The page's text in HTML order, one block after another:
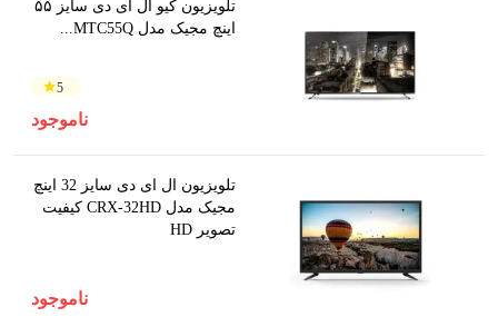
تلویزیون کیو ال ای دی سایز ۵۵
اینچ مجیک مدل MTC55Q...
5
ناموجود
تلویزیون ال ای دی سایز 32 اینچ
مجیک مدل CRX-32HD کیفیت
تصویر HD
ناموجود